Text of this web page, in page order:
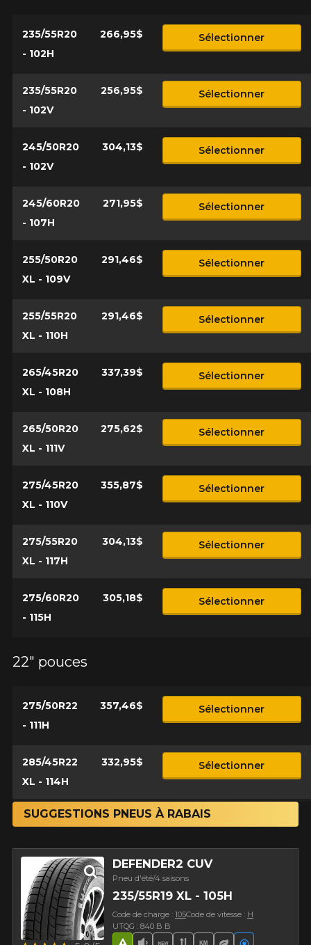
235/55R20
- 102H
266,95$ Sélectionner
235/55R20
- 102V
256,95$ Sélectionner
245/50R20
- 102V
304,13$ Sélectionner
245/60R20
- 107H
271,95$ Sélectionner
255/50R20
XL - 109V
291,46$ Sélectionner
255/55R20
XL - 110H
291,46$ Sélectionner
265/45R20
XL - 108H
337,39$ Sélectionner
265/50R20
XL - 111V
275,62$ Sélectionner
275/45R20
XL - 110V
355,87$ Sélectionner
275/55R20
XL - 117H
304,13$ Sélectionner
275/60R20
- 115H
305,18$ Sélectionner
22" pouces
275/50R22
- 111H
357,46$ Sélectionner
285/45R22
XL - 114H
332,95$ Sélectionner
SUGGESTIONS PNEUS À RABAIS
DEFENDER2 CUV
Pneu d'été/4 saisons
235/55R19 XL - 105H
Code de charge : 105Code de vitesse : H
UTQG : 840 B B